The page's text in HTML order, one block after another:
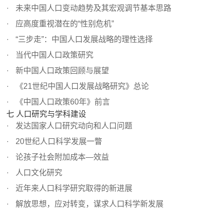
未来中国人口变动趋势及其宏观调节基本思路
应高度重视潜在的“性别危机”
“三步走”：中国人口发展战略的理性选择
当代中国人口政策研究
新中国人口政策回顾与展望
《21世纪中国人口发展战略研究》总论
《中国人口政策60年》前言
七 人口研究与学科建设
发达国家人口研究动向和人口问题
20世纪人口科学发展一瞥
论孩子社会附加成本—效益
人口文化研究
近年来人口科学研究取得的新进展
解放思想，应对转变，谋求人口科学新发展